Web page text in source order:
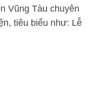
Vũng Tàu chuyên
tiêu biểu như: Lễ